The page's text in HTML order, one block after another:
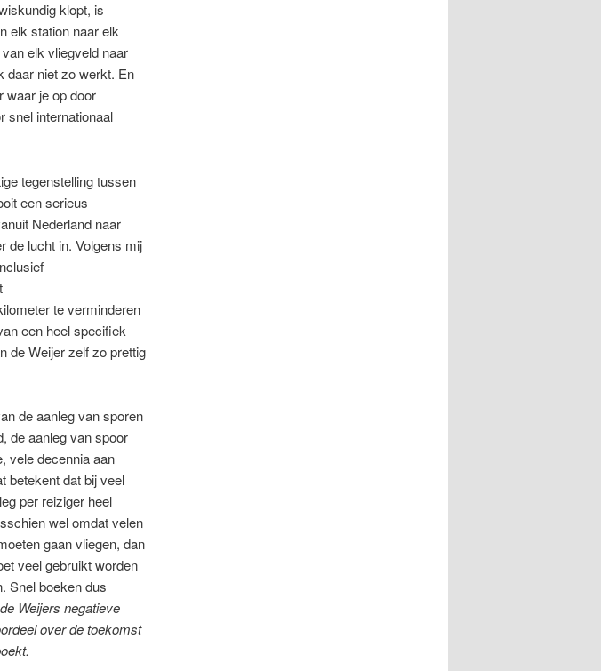
klopt, is
elk station naar elk
elk vliegveld naar
daar niet zo werkt. En
waar je op door
snel internationaal
tegenstelling tussen
een serieus
Nederland naar
de lucht in. Volgens mij
te verminderen
een heel specifiek
de Weijer zelf zo prettig
de aanleg van sporen
de aanleg van spoor
vele decennia aan
betekent dat bij veel
per reiziger heel
wel omdat velen
gaan vliegen, dan
veel gebruikt worden
Snel boeken dus
Weijers negatieve
over de toekomst